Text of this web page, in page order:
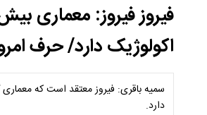
فیروز فیروز: معماری
اکولوژیک دارد/ حرف
سمیه باقری: فیروز معتقد است که معماری
دارد.